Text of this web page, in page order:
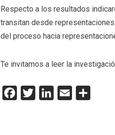
Respecto a los resultados
transitan desde
del proceso hacia
Te invitamos a leer la
Facebook
Twitter LinkedInEmail